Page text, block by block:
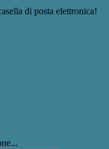
di posta elettronica!